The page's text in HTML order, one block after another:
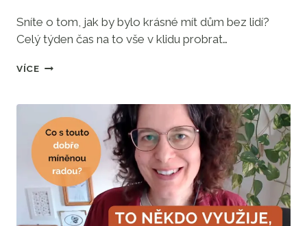
Sníte o tom, jak by bylo krásné mít dům bez lidí?
Celý týden čas na to vše v klidu probrat…
VÍCEKDYBYCH
TÝDEN
VOLNA
A
DOMA
NIKDO
NEBYL